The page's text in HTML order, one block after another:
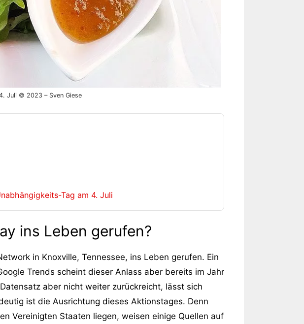
Juli © 2023 – Sven Giese
Tag am 4. Juli
ins Leben gerufen?
in Knoxville, Tennessee, ins Leben gerufen. Ein
Trends scheint dieser Anlass aber bereits im Jahr
aber nicht weiter zurückreicht, lässt sich
ist die Ausrichtung dieses Aktionstages. Denn
Vereinigten Staaten liegen, weisen einige Quellen auf